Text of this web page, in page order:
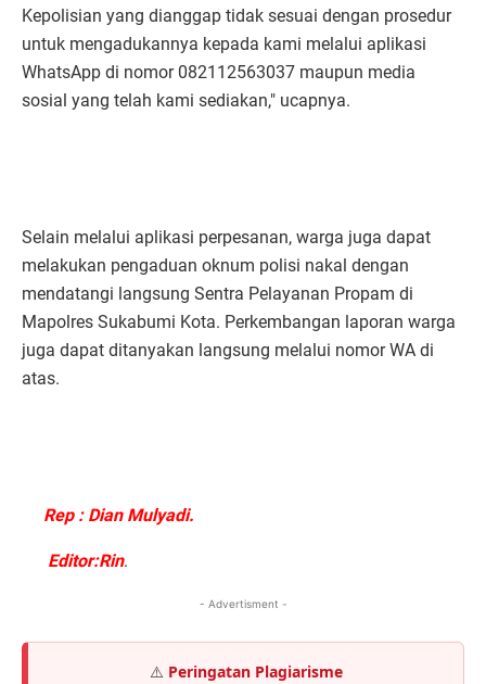
Kepolisian yang dianggap tidak sesuai dengan prosedur
untuk mengadukannya kepada kami melalui aplikasi
WhatsApp di nomor 082112563037 maupun media
sosial yang telah kami sediakan," ucapnya.
Selain melalui aplikasi perpesanan, warga juga dapat
melakukan pengaduan oknum polisi nakal dengan
mendatangi langsung Sentra Pelayanan Propam di
Mapolres Sukabumi Kota. Perkembangan laporan warga
juga dapat ditanyakan langsung melalui nomor WA di
atas.
Rep : Dian Mulyadi.
Editor:Rin.
- Advertisment -
⚠️ Peringatan Plagiarisme